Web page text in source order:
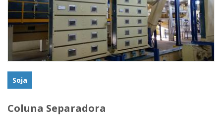
Soja
Coluna Separadora